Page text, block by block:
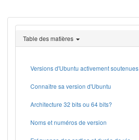
Table des matières
Versions d'Ubuntu activement soutenues
Connaître sa version d'Ubuntu
Architecture 32 bits ou 64 bits?
Noms et numéros de version